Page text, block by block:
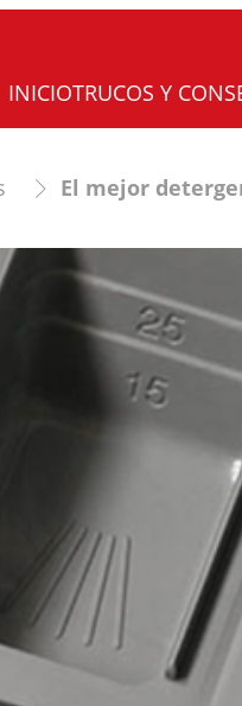
INICIOTRUCOS Y
El mejor